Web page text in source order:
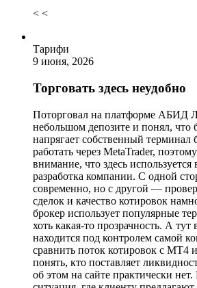
< <
Тарифи
9 июня, 2026
Торговать здесь неудобно
Поторговал на платформе АБИД
небольшом депозите и понял, что
напрягает собственный
работать через MetaTrader,
внимание, что здесь используется
разработка компании. С одной
современно, но с другой —
сделок и качество котировок
брокер использует популярные
хоть какая-то прозрачность. А тут
находится под контролем самой
сравнить поток котировок с MT4
понять, кто поставляет
об этом на сайте практически